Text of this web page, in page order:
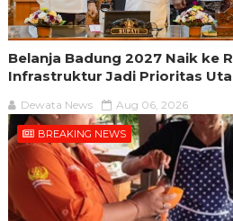
Belanja Badung 2027 Naik ke
Infrastruktur Jadi Prioritas
Dewata News Aug 06, 2026
BREAKING NEWS